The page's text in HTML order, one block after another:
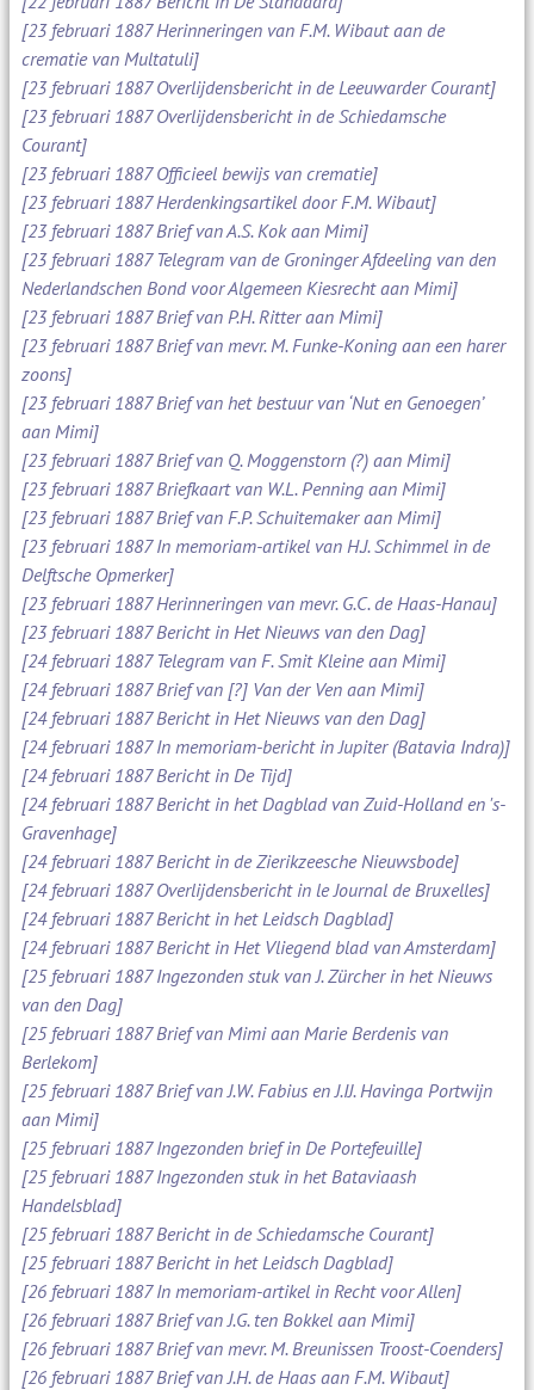
[23 februari 1887 Herinneringen van F.M. Wibaut aan de
crematie van Multatuli]
[23 februari 1887 Overlijdensbericht in de Leeuwarder Courant]
[23 februari 1887 Overlijdensbericht in de Schiedamsche
Courant]
[23 februari 1887 Officieel bewijs van crematie]
[23 februari 1887 Herdenkingsartikel door F.M. Wibaut]
[23 februari 1887 Brief van A.S. Kok aan Mimi]
[23 februari 1887 Telegram van de Groninger Afdeeling van den
Nederlandschen Bond voor Algemeen Kiesrecht aan Mimi]
[23 februari 1887 Brief van P.H. Ritter aan Mimi]
[23 februari 1887 Brief van mevr. M. Funke-Koning aan een harer
zoons]
[23 februari 1887 Brief van het bestuur van ‘Nut en Genoegen’
aan Mimi]
[23 februari 1887 Brief van Q. Moggenstorn (?) aan Mimi]
[23 februari 1887 Briefkaart van W.L. Penning aan Mimi]
[23 februari 1887 Brief van F.P. Schuitemaker aan Mimi]
[23 februari 1887 In memoriam-artikel van H.J. Schimmel in de
Delftsche Opmerker]
[23 februari 1887 Herinneringen van mevr. G.C. de Haas-Hanau]
[23 februari 1887 Bericht in Het Nieuws van den Dag]
[24 februari 1887 Telegram van F. Smit Kleine aan Mimi]
[24 februari 1887 Brief van [?] Van der Ven aan Mimi]
[24 februari 1887 Bericht in Het Nieuws van den Dag]
[24 februari 1887 In memoriam-bericht in Jupiter (Batavia Indra)]
[24 februari 1887 Bericht in De Tijd]
[24 februari 1887 Bericht in het Dagblad van Zuid-Holland en 's-
Gravenhage]
[24 februari 1887 Bericht in de Zierikzeesche Nieuwsbode]
[24 februari 1887 Overlijdensbericht in le Journal de Bruxelles]
[24 februari 1887 Bericht in het Leidsch Dagblad]
[24 februari 1887 Bericht in Het Vliegend blad van Amsterdam]
[25 februari 1887 Ingezonden stuk van J. Zürcher in het Nieuws
van den Dag]
[25 februari 1887 Brief van Mimi aan Marie Berdenis van
Berlekom]
[25 februari 1887 Brief van J.W. Fabius en J.IJ. Havinga Portwijn
aan Mimi]
[25 februari 1887 Ingezonden brief in De Portefeuille]
[25 februari 1887 Ingezonden stuk in het Bataviaash
Handelsblad]
[25 februari 1887 Bericht in de Schiedamsche Courant]
[25 februari 1887 Bericht in het Leidsch Dagblad]
[26 februari 1887 In memoriam-artikel in Recht voor Allen]
[26 februari 1887 Brief van J.G. ten Bokkel aan Mimi]
[26 februari 1887 Brief van mevr. M. Breunissen Troost-Coenders]
[26 februari 1887 Brief van J.H. de Haas aan F.M. Wibaut]